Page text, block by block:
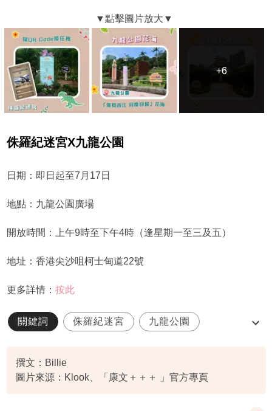
+6
+6
侏羅紀迷宮X九龍公園
日期：即日起至7月17日
地點：九龍公園廣場
開放時間：上午9時至下午4時（逢星期一至三及五）
地址：香港尖沙咀柯士甸道22號
更多詳情： 按此
關鍵詞 侏羅紀迷宮 九龍公園
撰文：Billie
圖片來源：Klook、「康文＋＋＋ 」官方專頁